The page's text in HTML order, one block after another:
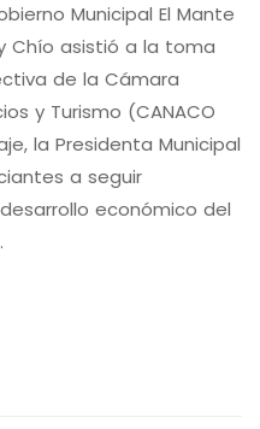
Municipal El Mante
Chío asistió a la toma
de la Cámara
y Turismo (CANACO
la Presidenta Municipal
a seguir
económico del